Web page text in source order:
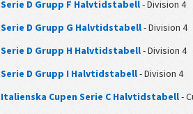
Serie D Grupp F Halvtidstabell- Division 4
Serie D Grupp G Halvtidstabell- Division 4
Serie D Grupp H Halvtidstabell- Division 4
Serie D Grupp I Halvtidstabell- Division 4
Italienska Cupen Serie C Halvtidstabell-